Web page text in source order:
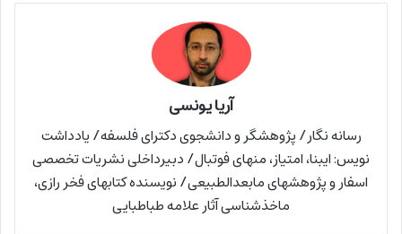
آریا یونسی
رسانه نگار/ پژوهشگر و دانشجوی دکترای فلسفه/ یادداشت
نویس: ایبنا، امتیاز، منهای فوتبال/ دبیرداخلی نشریات تخصصی
اسفار و پژوهشهای مابعدالطبیعی/ نویسنده کتابهای فخر رازی،
ماخذشناسی آثار علامه طباطبایی